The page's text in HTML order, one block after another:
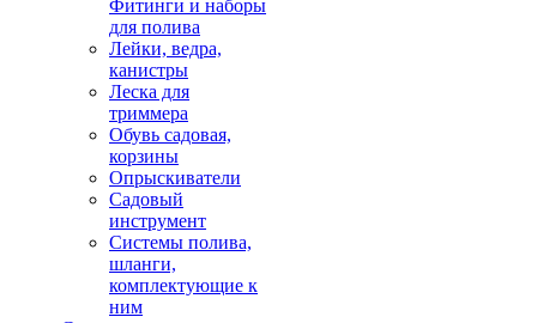
Фитинги и наборы
для полива
Лейки, ведра,
канистры
Леска для
триммера
Обувь садовая,
корзины
Опрыскиватели
Садовый
инструмент
Системы полива,
шланги,
комплектующие к
ним